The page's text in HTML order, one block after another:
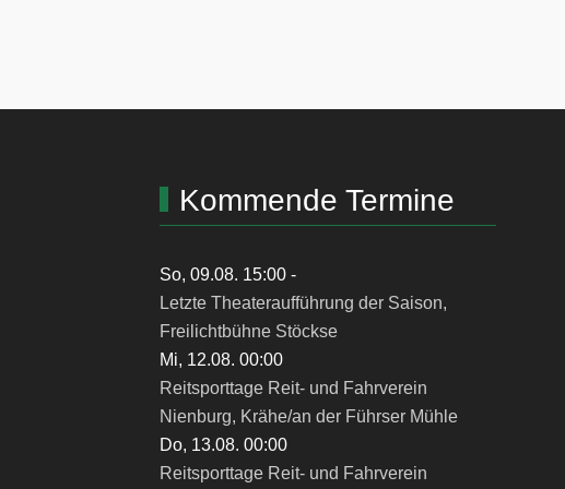
Kommende Termine
So, 09.08. 15:00 -
Letzte Theateraufführung der Saison,
Freilichtbühne Stöckse
Mi, 12.08. 00:00
Reitsporttage Reit- und Fahrverein
Nienburg, Krähe/an der Führser Mühle
Do, 13.08. 00:00
Reitsporttage Reit- und Fahrverein